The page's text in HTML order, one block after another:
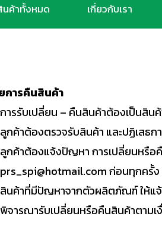
นค้าทั้งหมด เกี่ยวกับเรา
การคืนสินค้า
การรับเปลี่ยน – คืนสินค้าต้องเป็นสิน
ลูกค้าต้องตรวจรับสินค้า และปฏิเสธ
ลูกค้าต้องแจ้งปัญหา การเปลี่ยนหรือ
prs_spi@hotmail.com ก่อนทุกครั้ง
สินค้าที่มีปัญหาจากตัวผลิตภัณฑ์ ให้แ
พิจารณารับเปลี่ยนหรือคืนสินค้าตาม